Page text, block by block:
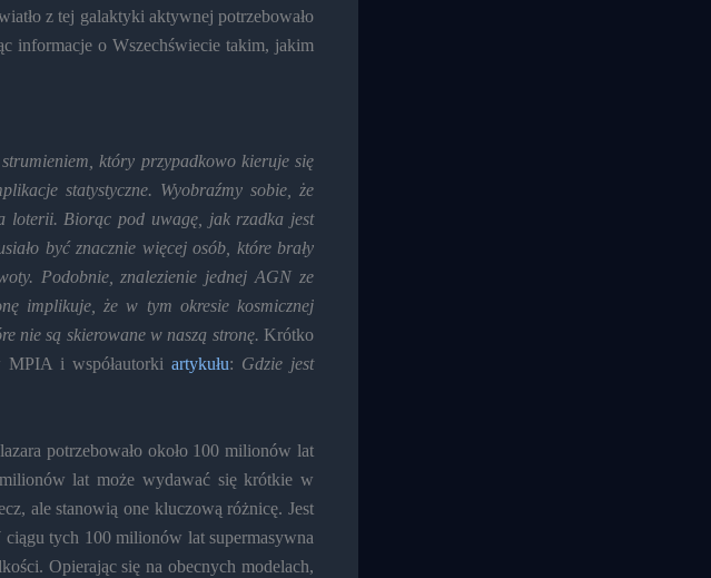
z tej galaktyki aktywnej potrzebowało
informacje o Wszechświecie takim, jakim
który przypadkowo kieruje się
statystyczne. Wyobraźmy sobie, że
loterii. Biorąc pod uwagę, jak rzadka jest
być znacznie więcej osób, które brały
Podobnie, znalezienie jednej AGN ze
implikuje, że w tym okresie kosmicznej
nie są skierowane w naszą stronę. Krótko
MPIA i współautorki artykułu: Gdzie jest
potrzebowało około 100 milionów lat
lat może wydawać się krótkie w
ale stanowią one kluczową różnicę. Jest
tych 100 milionów lat supermasywna
Opierając się na obecnych modelach,